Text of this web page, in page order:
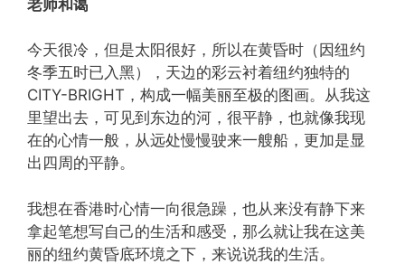
老师和蔼
今天很冷，但是太阳很好，所以在黄昏时（因纽约
冬季五时已入黑），天边的彩云衬着纽约独特的
CITY-BRIGHT，构成一幅美丽至极的图画。从我这
里望出去，可见到东边的河，很平静，也就像我现
在的心情一般，从远处慢慢驶来一艘船，更加是显
出四周的平静。
我想在香港时心情一向很急躁，也从来没有静下来
拿起笔想写自己的生活和感受，那么就让我在这美
丽的纽约黄昏底环境之下，来说说我的生活。